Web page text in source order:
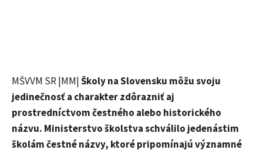
MŠVVM SR |MM|Školy na Slovensku môžu svoju
jedinečnosť a charakter zdôrazniť aj
prostredníctvom čestného alebo historického
názvu. Ministerstvo školstva schválilo jedenástim
školám čestné názvy, ktoré pripomínajú významné